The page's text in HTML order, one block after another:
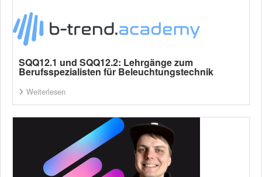
SQQ12.1 und SQQ12.2: Lehrgänge zum
Berufsspezialisten für Beleuchtungstechnik
Weiterlesen